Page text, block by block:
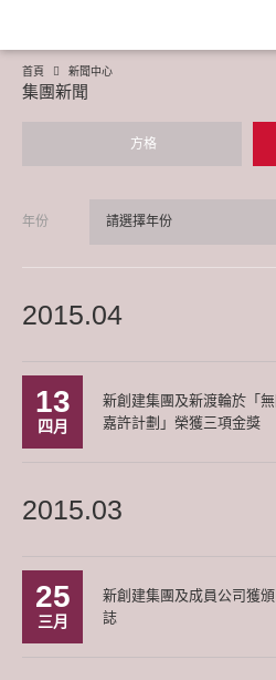
首頁 新聞中心
集團新聞
方格
年份 請選擇年份
2015.04
13
四月
新創建集團及新渡輪於「
嘉許計劃」榮獲三項金獎
2015.03
25
三月
新創建集團及成員公司獲
誌